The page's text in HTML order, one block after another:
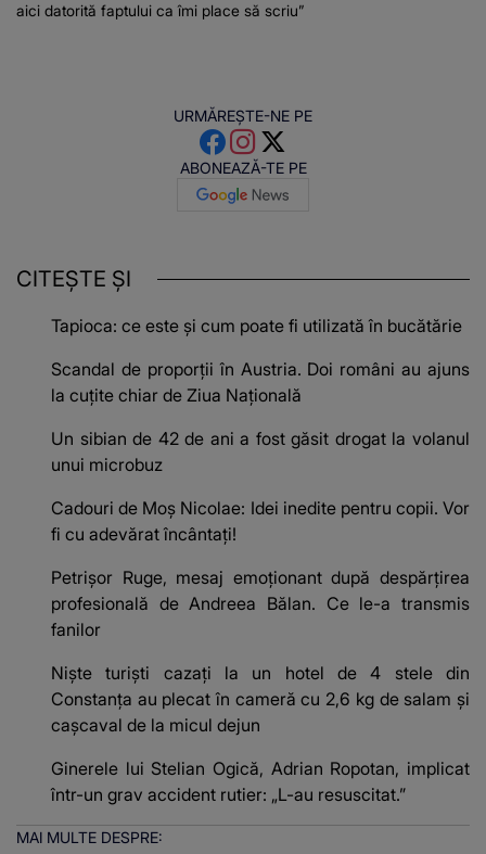
aici datorită faptului ca îmi place să scriu”
URMĂREȘTE-NE PE
ABONEAZĂ-TE PE
CITEȘTE ȘI
Tapioca: ce este și cum poate fi utilizată în bucătărie
Scandal de proporții în Austria. Doi români au ajuns
la cuțite chiar de Ziua Națională
Un sibian de 42 de ani a fost găsit drogat la volanul
unui microbuz
Cadouri de Moș Nicolae: Idei inedite pentru copii. Vor
fi cu adevărat încântați!
Petrișor Ruge, mesaj emoționant după despărțirea
profesională de Andreea Bălan. Ce le-a transmis
fanilor
Niște turiști cazați la un hotel de 4 stele din
Constanța au plecat în cameră cu 2,6 kg de salam și
cașcaval de la micul dejun
Ginerele lui Stelian Ogică, Adrian Ropotan, implicat
într-un grav accident rutier: „L-au resuscitat.”
MAI MULTE DESPRE: